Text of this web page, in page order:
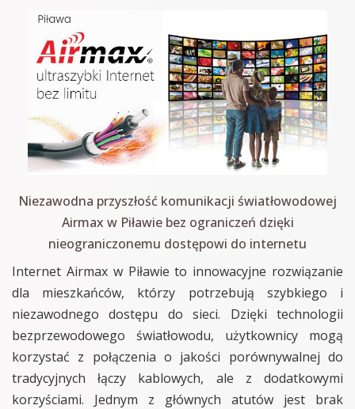
Niezawodna przyszłość komunikacji światłowodowej
Airmax w Piławie bez ograniczeń dzięki
nieograniczonemu dostępowi do internetu
Internet Airmax w Piławie to innowacyjne rozwiązanie
dla mieszkańców, którzy potrzebują szybkiego i
niezawodnego dostępu do sieci. Dzięki technologii
bezprzewodowego światłowodu, użytkownicy mogą
korzystać z połączenia o jakości porównywalnej do
tradycyjnych łączy kablowych, ale z dodatkowymi
korzyściami. Jednym z głównych atutów jest brak